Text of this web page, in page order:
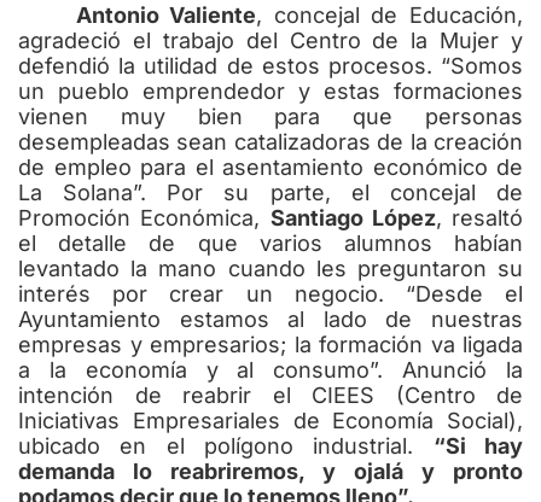
Antonio Valiente, concejal de Educación,
agradeció el trabajo del Centro de la Mujer y
defendió la utilidad de estos procesos. “Somos
un pueblo emprendedor y estas formaciones
vienen muy bien para que personas
desempleadas sean catalizadoras de la creación
de empleo para el asentamiento económico de
La Solana”. Por su parte, el concejal de
Promoción Económica, Santiago López, resaltó
el detalle de que varios alumnos habían
levantado la mano cuando les preguntaron su
interés por crear un negocio. “Desde el
Ayuntamiento estamos al lado de nuestras
empresas y empresarios; la formación va ligada
a la economía y al consumo”. Anunció la
intención de reabrir el CIEES (Centro de
Iniciativas Empresariales de Economía Social),
ubicado en el polígono industrial. “Si hay
demanda lo reabriremos, y ojalá y pronto
podamos decir que lo tenemos lleno”.